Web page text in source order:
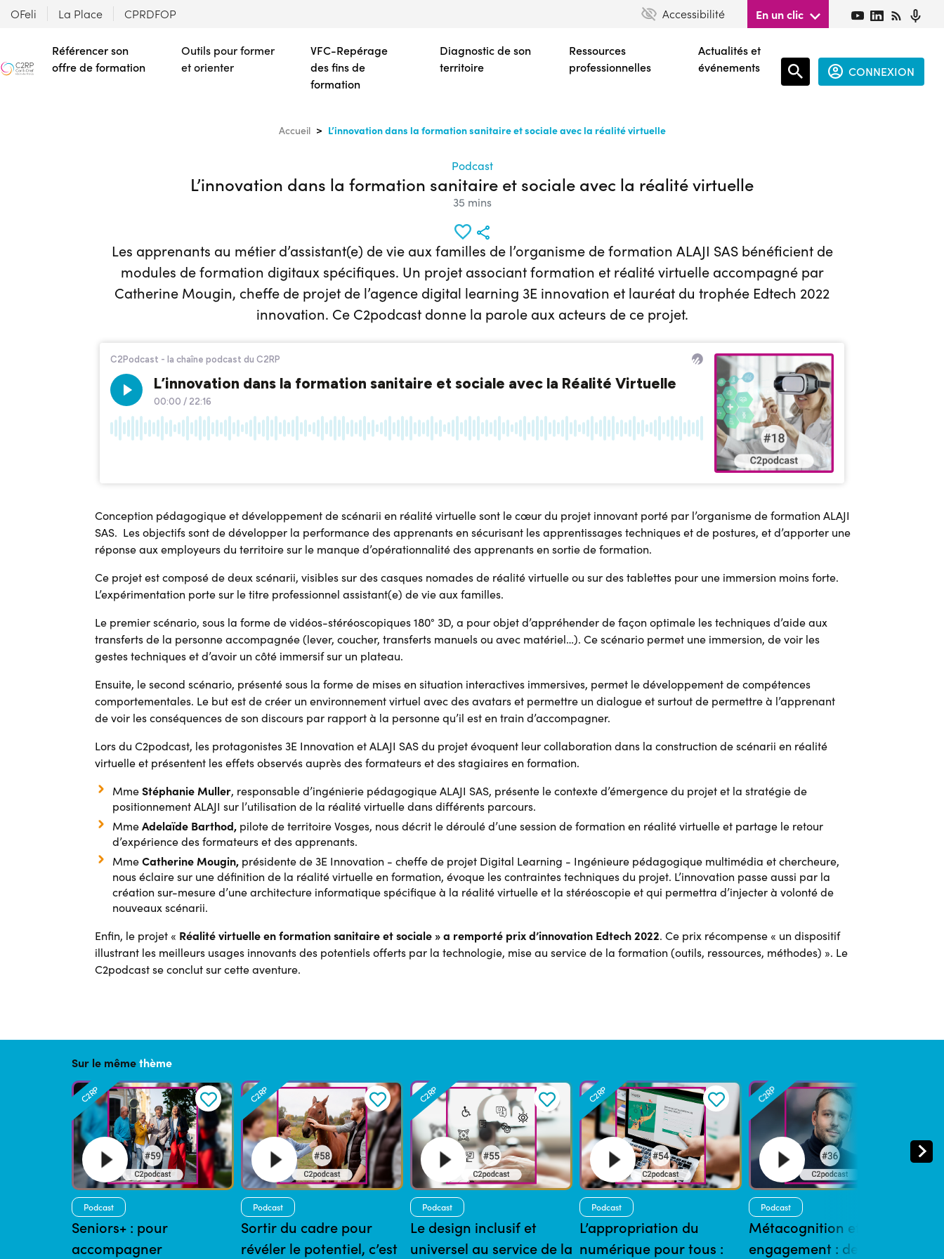
contenu
principal
OFeli La Place CPRDFOP Accessibilité En un clic
Référencer son
offre de formation
Outils pour former
et orienter
VFC-Repérage
des fins de
formation
Diagnostic de son
territoire
Ressources
professionnelles
Actualités et
événements
CONNEXION
Accueil L’innovation dans la formation sanitaire et sociale avec la réalité virtuelle
Podcast
L’innovation dans la formation sanitaire et sociale avec la réalité virtuelle
35 mins
Les apprenants au métier d’assistant(e) de vie aux familles de l’organisme de formation ALAJI SAS bénéficient de
modules de formation digitaux spécifiques. Un projet associant formation et réalité virtuelle accompagné par
Catherine Mougin, cheffe de projet de l’agence digital learning 3E innovation et lauréat du trophée Edtech 2022
innovation. Ce C2podcast donne la parole aux acteurs de ce projet.
Conception pédagogique et développement de scénarii en réalité virtuelle sont le cœur du projet innovant porté par l’organisme de formation ALAJI
SAS. Les objectifs sont de développer la performance des apprenants en sécurisant les apprentissages techniques et de postures, et d’apporter une
réponse aux employeurs du territoire sur le manque d’opérationnalité des apprenants en sortie de formation.
Ce projet est composé de deux scénarii, visibles sur des casques nomades de réalité virtuelle ou sur des tablettes pour une immersion moins forte.
L’expérimentation porte sur le titre professionnel assistant(e) de vie aux familles.
Le premier scénario, sous la forme de vidéos-stéréoscopiques 180° 3D, a pour objet d’appréhender de façon optimale les techniques d’aide aux
transferts de la personne accompagnée (lever, coucher, transferts manuels ou avec matériel…). Ce scénario permet une immersion, de voir les
gestes techniques et d’avoir un côté immersif sur un plateau.
Ensuite, le second scénario, présenté sous la forme de mises en situation interactives immersives, permet le développement de compétences
comportementales. Le but est de créer un environnement virtuel avec des avatars et permettre un dialogue et surtout de permettre à l’apprenant
de voir les conséquences de son discours par rapport à la personne qu’il est en train d’accompagner.
Lors du C2podcast, les protagonistes 3E Innovation et ALAJI SAS du projet évoquent leur collaboration dans la construction de scénarii en réalité
virtuelle et présentent les effets observés auprès des formateurs et des stagiaires en formation.
MmeStéphanie Muller, responsable d’ingénierie pédagogique ALAJI SAS, présente le contexte d’émergence du projet et la stratégie de
positionnement ALAJI sur l’utilisation de la réalité virtuelle dans différents parcours.
MmeAdelaïde Barthod, pilote de territoire Vosges, nous décrit le déroulé d’une session de formation en réalité virtuelle et partage le retour
d’expérience des formateurs et des apprenants.
MmeCatherine Mougin, présidente de 3E Innovation - cheffe de projet Digital Learning - Ingénieure pédagogique multimédia et chercheure,
nous éclaire sur une définition de la réalité virtuelle en formation, évoque les contraintes techniques du projet. L’innovation passe aussi par la
création sur-mesure d’une architecture informatique spécifique à la réalité virtuelle et la stéréoscopie et qui permettra d’injecter à volonté de
nouveaux scénarii.
Enfin, le projet « Réalité virtuelle en formation sanitaire et sociale » a remporté prix d’innovation Edtech 2022. Ce prix récompense « un dispositif
illustrant les meilleurs usages innovants des potentiels offerts par la technologie, mise au service de la formation (outils, ressources, méthodes) ». Le
C2podcast se conclut sur cette aventure.
Sur le mêmethème
C2RP
Podcast
Seniors+ : pour
accompagner
C2RP
Podcast
Sortir du cadre pour
révéler le potentiel, c’est
C2RP
Podcast
Le design inclusif et
universel au service de la
C2RP
Podcast
L’appropriation du
numérique pour tous :
C2RP
Podcast
Métacognition et
engagement : de la